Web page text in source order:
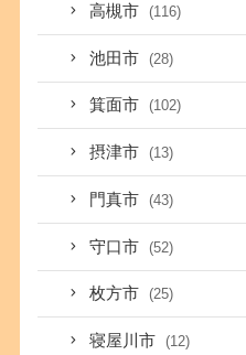
高槻市 (116)
池田市 (28)
箕面市 (102)
摂津市 (13)
門真市 (43)
守口市 (52)
枚方市 (25)
寝屋川市 (12)